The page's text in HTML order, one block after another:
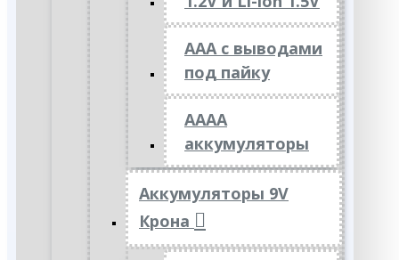
ААА с выводами
под пайку
АААА
аккумуляторы
Аккумуляторы 9V
Крона